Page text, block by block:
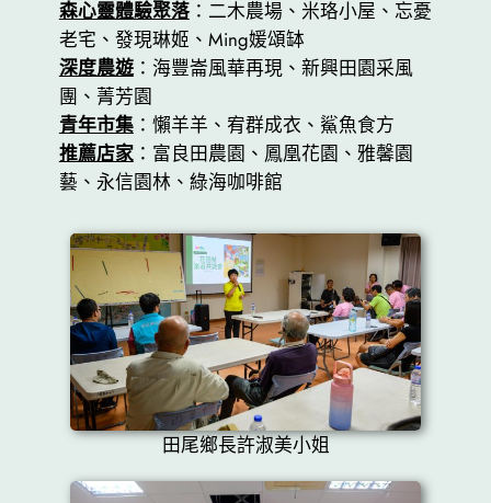
森心靈體驗聚落：二木農場、米珞小屋、忘憂
老宅、發現琳姬、Ming媛頌缽
深度農遊：海豐崙風華再現、新興田園采風
團、菁芳園
青年市集：懶羊羊、宥群成衣、鯊魚食方
推薦店家：富良田農園、鳳凰花園、雅馨園
藝、永信園林、綠海咖啡館
田尾鄉長許淑美小姐